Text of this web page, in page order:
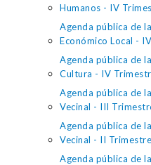
Humanos - IV
Agenda pública de
Económico Local -
Agenda pública de
Cultura - IV
Agenda pública de
Vecinal - III
Agenda pública de
Vecinal - II
Agenda pública de